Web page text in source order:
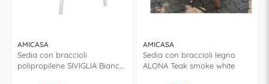
AMICASA
Sedia con braccioli
polipropilene SIVIGLIA Bianco
AMICASA
Sedia con braccioli legno
ALONA Teak smoke white